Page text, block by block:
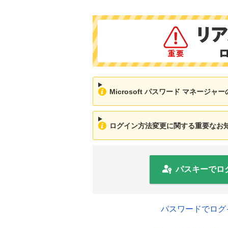
Microsoft パスワード マネージャー
ログイン方法変更に関する重要なお
パスキーでロ
パスワードでログ